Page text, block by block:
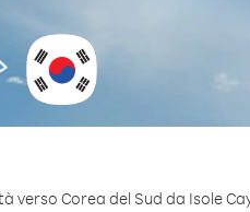
verso Corea del Sud da Isole